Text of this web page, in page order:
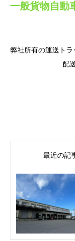
一般貨物自動
弊社所有の運送ト
配
最近の記